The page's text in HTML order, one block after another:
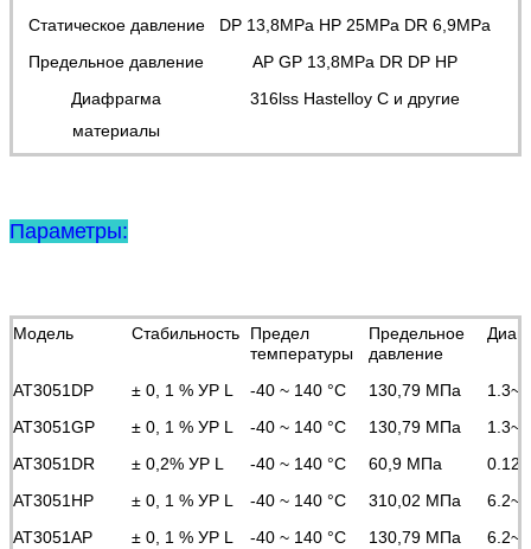
Статическое давление
DP 13,8MPa HP 25MPa DR 6,9MPa
Предельное давление
AP GP 13,8MPa DR DP HP
Диафрагма
материалы
316lss Hastelloy C и другие
Параметры:
Модель Стабильность
Предел
температуры
Предельное
давление
AT3051DP ± 0, 1 % УР L -40 ~ 140 °C 130,79 МПа
AT3051GP
± 0, 1 % УР L -40 ~ 140 °C 130,79 МПа
AT3051DR
± 0,2% УР L -40 ~ 140 °C 60,9 МПа
AT3051HP
± 0, 1 % УР L -40 ~ 140 °C 310,02 МПа
AT3051AP
± 0, 1 % УР L -40 ~ 140 °C 130,79 МПа